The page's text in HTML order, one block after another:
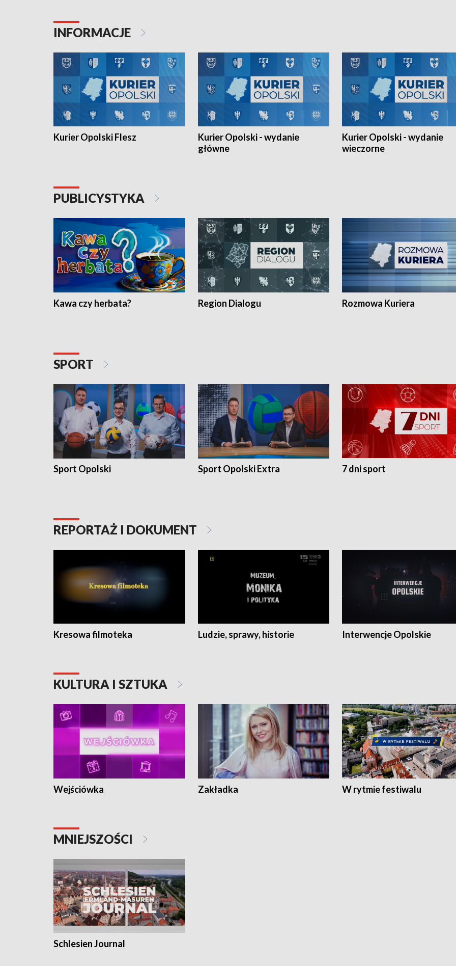
torowym.
INFORMACJE
Kurier Opolski Flesz
Kurier Opolski - wydanie
główne
Kurier Opolski - wydanie
wieczorne
PUBLICYSTYKA
Kawa czy herbata? Region Dialogu Rozmowa Kuriera
SPORT
Sport Opolski Sport Opolski Extra 7 dni sport
REPORTAŻ I DOKUMENT
Kresowa filmoteka Ludzie, sprawy, historie Interwencje Opolskie
KULTURA I SZTUKA
Wejściówka Zakładka W rytmie festiwalu
MNIEJSZOŚCI
Schlesien Journal